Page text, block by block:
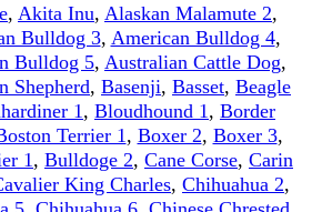
, Akita Inu, Alaskan Malamute 2,
Bulldog 3, American Bulldog 4,
Bulldog 5, Australian Cattle Dog,
Shepherd, Basenji, Basset, Beagle
1 , Bloudhound 1 , Border
Terrier 1, Boxer 2, Boxer 3,
1, Bulldoge 2, Cane Corse, Carin
King Charles, Chihuahua 2,